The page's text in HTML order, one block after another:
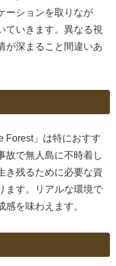
ーションを取りなが
ていきます。異なる視
が深まること間違いあ
Forest」は特におすす
故で無人島に不時着し
き残るために必要な資
ます。リアルな環境で
を味わえます。